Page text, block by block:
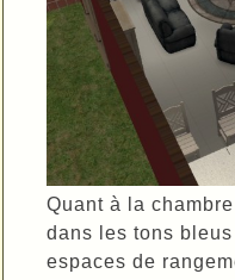
Quant à la
dans les tons
espaces de